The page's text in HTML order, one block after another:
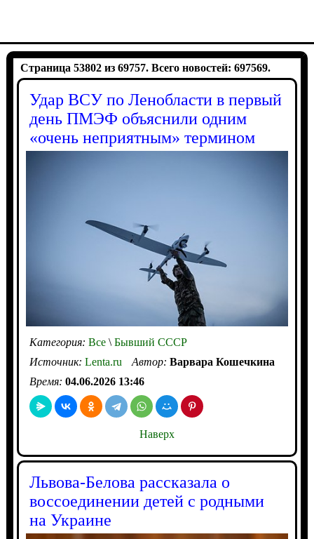
Страница 53802 из 69757. Всего новостей: 697569.
Удар ВСУ по Ленобласти в первый
день ПМЭФ объяснили одним
«очень неприятным» термином
Категория: Все\Бывший СССР
Источник: Lenta.ru Автор: Варвара Кошечкина
Время: 04.06.2026 13:46
Наверх
Львова-Белова рассказала о
воссоединении детей с родными
на Украине